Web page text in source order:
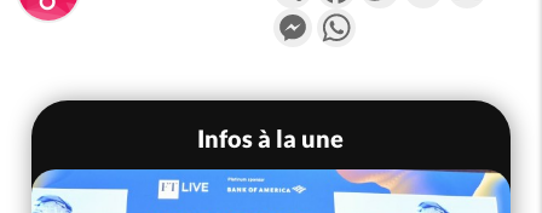
Messenger
Infos à la une